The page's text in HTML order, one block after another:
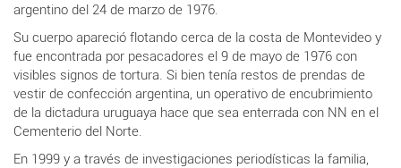
argentino del 24 de marzo de 1976.
Su cuerpo apareció flotando cerca de la costa de Montevideo y
fue encontrada por pesacadores el 9 de mayo de 1976 con
visibles signos de tortura. Si bien tenía restos de prendas de
vestir de confección argentina, un operativo de encubrimiento
de la dictadura uruguaya hace que sea enterrada con NN en el
Cementerio del Norte.
En 1999 y a través de investigaciones periodísticas la familia,